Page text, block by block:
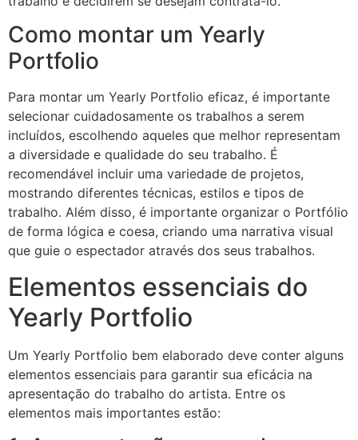
Como montar um Yearly
Portfolio
Para montar um Yearly Portfolio eficaz, é importante
selecionar cuidadosamente os trabalhos a serem
incluídos, escolhendo aqueles que melhor representam
a diversidade e qualidade do seu trabalho. É
recomendável incluir uma variedade de projetos,
mostrando diferentes técnicas, estilos e tipos de
trabalho. Além disso, é importante organizar o Portfólio
de forma lógica e coesa, criando uma narrativa visual
que guie o espectador através dos seus trabalhos.
Elementos essenciais do
Yearly Portfolio
Um Yearly Portfolio bem elaborado deve conter alguns
elementos essenciais para garantir sua eficácia na
apresentação do trabalho do artista. Entre os
elementos mais importantes estão: